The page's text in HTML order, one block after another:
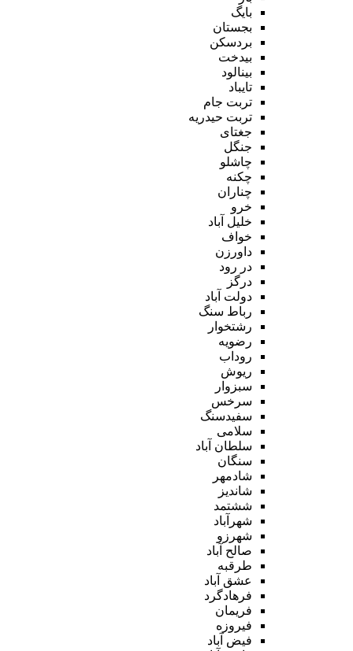
بایگ
بجستان
بردسکن
بیدخت
بینالود
تایباد
تربت جام
تربت حیدریه
جغتای
جنگل
چاشلو
چکنه
چناران
خرو
خلیل آباد
خواف
داورزن
در رود
درگز
دولت آباد
رباط سنگ
رشتخوار
رضویه
روداب
ریوش
سبزوار
سرخس
سفیدسنگ
سلامی
سلطان آباد
سنگان
شادمهر
شاندیز
ششتمد
شهرآباد
شهرزو
صالح آباد
طرقبه
عشق آباد
فرهادگرد
فریمان
فیروزه
فیض آباد